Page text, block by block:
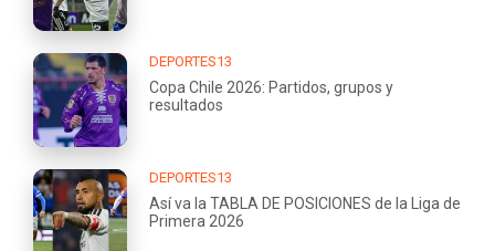
DEPORTES13
Copa Chile 2026: Partidos, grupos y
resultados
DEPORTES13
Así va la TABLA DE POSICIONES de la Liga de
Primera 2026